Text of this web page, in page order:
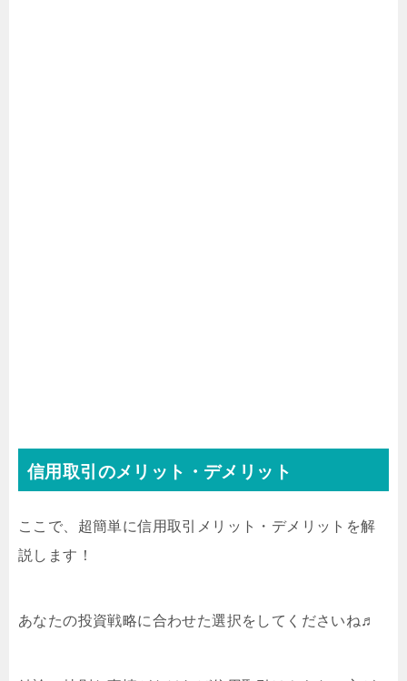
信用取引のメリット・デメリット
ここで、超簡単に信用取引メリット・デメリットを解
説します！
あなたの投資戦略に合わせた選択をしてくださいね♬